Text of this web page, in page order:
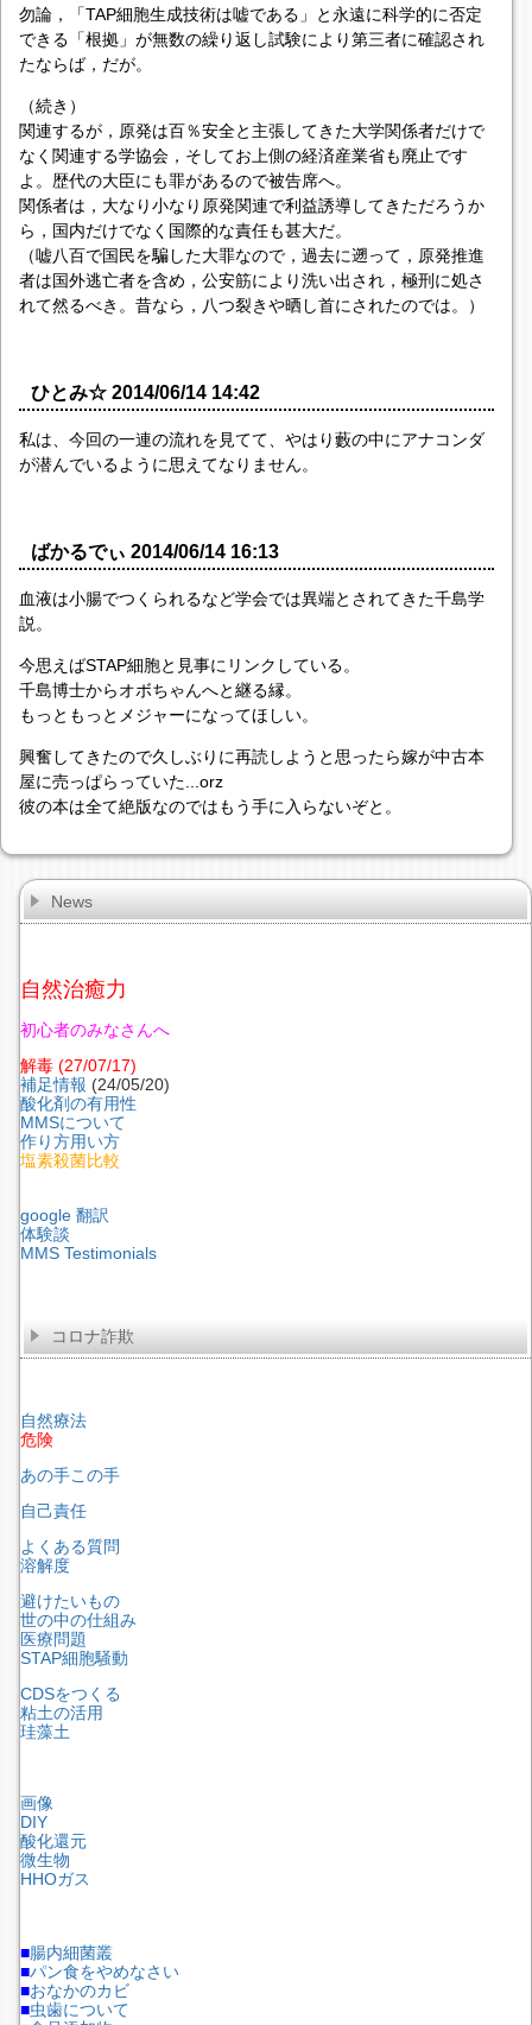
勿論，「TAP細胞生成技術は嘘である」と永遠に科学的に否定
できる「根拠」が無数の繰り返し試験により第三者に確認され
たならば，だが。
（続き）
関連するが，原発は百％安全と主張してきた大学関係者だけで
なく関連する学協会，そしてお上側の経済産業省も廃止です
よ。歴代の大臣にも罪があるので被告席へ。
関係者は，大なり小なり原発関連で利益誘導してきただろうか
ら，国内だけでなく国際的な責任も甚大だ。
（嘘八百で国民を騙した大罪なので，過去に遡って，原発推進
者は国外逃亡者を含め，公安筋により洗い出され，極刑に処さ
れて然るべき。昔なら，八つ裂きや晒し首にされたのでは。）
ひとみ☆ 2014/06/14 14:42
私は、今回の一連の流れを見てて、やはり藪の中にアナコンダ
が潜んでいるように思えてなりません。
ばかるでぃ 2014/06/14 16:13
血液は小腸でつくられるなど学会では異端とされてきた千島学
説。
今思えばSTAP細胞と見事にリンクしている。
千島博士からオボちゃんへと継る縁。
もっともっとメジャーになってほしい。
興奮してきたので久しぶりに再読しようと思ったら嫁が中古本
屋に売っぱらっていた...orz
彼の本は全て絶版なのではもう手に入らないぞと。
News
自然治癒力
初心者のみなさんへ
解毒 (27/07/17)
補足情報 (24/05/20)
酸化剤の有用性
MMSについて
作り方用い方
塩素殺菌比較
google 翻訳
体験談
MMS Testimonials
コロナ詐欺
自然療法
危険
あの手この手
自己責任
よくある質問
溶解度
避けたいもの
世の中の仕組み
医療問題
STAP細胞騒動
CDSをつくる
粘土の活用
珪藻土
画像
DIY
酸化還元
微生物
HHOガス
■腸内細菌叢
■パン食をやめなさい
■おなかのカビ
■虫歯について